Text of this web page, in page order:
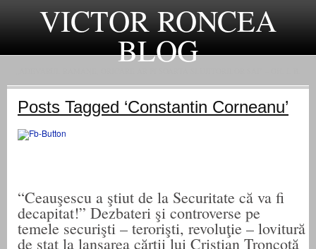
VICTOR RONCEA
BLOG
Posts Tagged ‘Constantin Corneanu’
“Ceauşescu a ştiut de la Securitate că va fi
decapitat!” Dezbateri şi controverse pe
temele securişti – terorişti, revoluţie – lovitură
de stat la lansarea cărţii lui Cristian Troncotă